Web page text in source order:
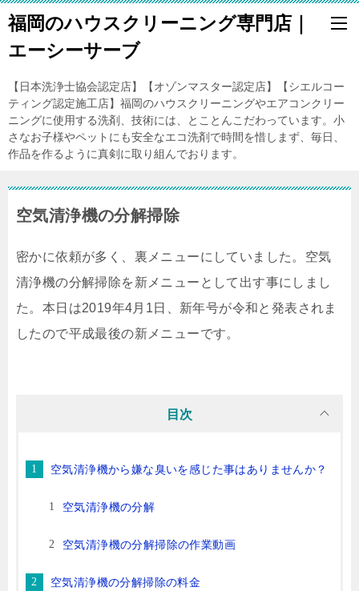
福岡のハウスクリーニング専門店｜
エーシーサーブ
【日本洗浄士協会認定店】【オゾンマスター認定店】【シエルコー
ティング認定施工店】福岡のハウスクリーニングやエアコンクリー
ニングに使用する洗剤、技術には、とことんこだわっています。小
さなお子様やペットにも安全なエコ洗剤で時間を惜しまず、毎日、
作品を作るように真剣に取り組んでおります。
空気清浄機の分解掃除
密かに依頼が多く、裏メニューにしていました。空気
清浄機の分解掃除を新メニューとして出す事にしまし
た。本日は2019年4月1日、新年号が令和と発表されま
したので平成最後の新メニューです。
目次
空気清浄機から嫌な臭いを感じた事はありませんか？
空気清浄機の分解
空気清浄機の分解掃除の作業動画
空気清浄機の分解掃除の料金